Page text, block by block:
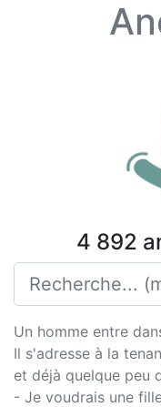
4 892
Un homme entre
Il s'adresse à la
et déjà quelque peu
- Je voudrais une